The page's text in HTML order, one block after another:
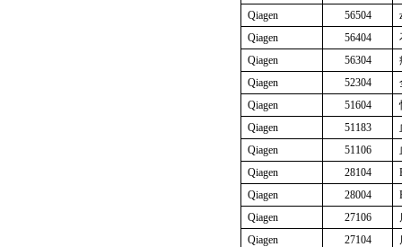
Qiagen
56504
Qiagen
56404
Qiagen
56304
Qiagen
52304
Qiagen
51604
Qiagen
51183
Qiagen
51106
Qiagen
28104
Qiagen
28004
Qiagen
27106
Qiagen
27104